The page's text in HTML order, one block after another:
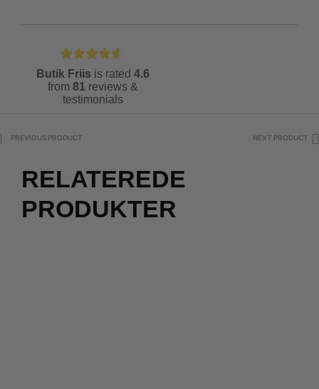
Butik Friis is rated 4.6
from 81 reviews &
testimonials
PREVIOUS PRODUCT NEXT PRODUCT
RELATEREDE
PRODUKTER